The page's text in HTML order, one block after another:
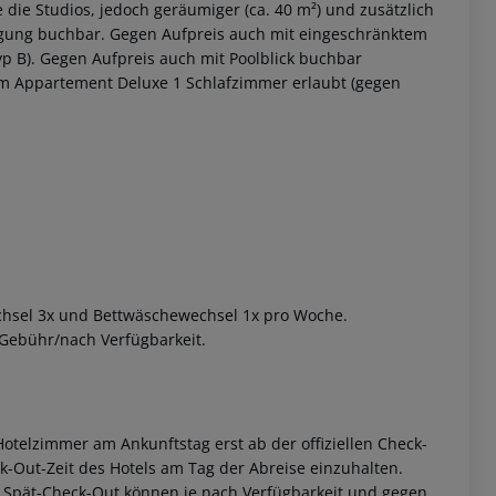
Studios, jedoch geräumiger (ca. 40 m²) und zusätzlich
buchbar. Gegen Aufpreis auch mit eingeschränktem
B). Gegen Aufpreis auch mit Poolblick buchbar
Appartement Deluxe 1 Schlafzimmer erlaubt (gegen
3x und Bettwäschewechsel 1x pro Woche.
nach Verfügbarkeit.
am Ankunftstag erst ab der offiziellen Check-
Out-Zeit des Hotels am Tag der Abreise einzuhalten.